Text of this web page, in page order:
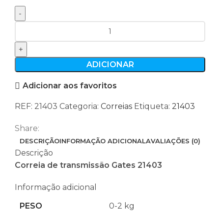
de
Correia
Gates
ADICIONAR
Adicionar aos favoritos
REF: 21403 Categoria: Correias Etiqueta: 21403
Share:
DESCRIÇÃOINFORMAÇÃO ADICIONALAVALIAÇÕES (0)
Descrição
Correia de transmissão Gates 21403
Informação adicional
PESO
0-2 kg